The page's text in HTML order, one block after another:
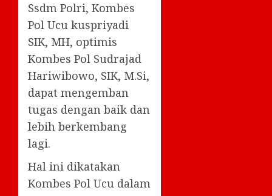
Ssdm Polri, Kombes
Pol Ucu kuspriyadi
SIK, MH, optimis
Kombes Pol Sudrajad
Hariwibowo, SIK, M.Si,
dapat mengemban
tugas dengan baik dan
lebih berkembang
lagi.
Hal ini dikatakan
Kombes Pol Ucu dalam